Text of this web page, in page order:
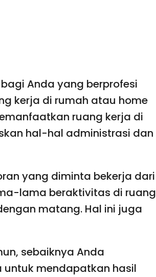
Anda yang berprofesi
kerja di rumah atau home
ruang kerja di
hal-hal administrasi dan
yang diminta bekerja dari
lama beraktivitas di ruang
matang. Hal ini juga
sebaiknya Anda
untuk mendapatkan hasil